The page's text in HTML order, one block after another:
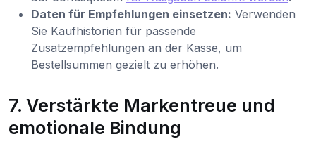
Daten für Empfehlungen einsetzen: Verwenden
Sie Kaufhistorien für passende
Zusatzempfehlungen an der Kasse, um
Bestellsummen gezielt zu erhöhen.
7. Verstärkte Markentreue und
emotionale Bindung